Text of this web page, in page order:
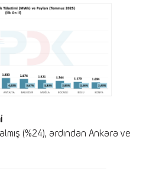
(%24), ardından Ankara ve